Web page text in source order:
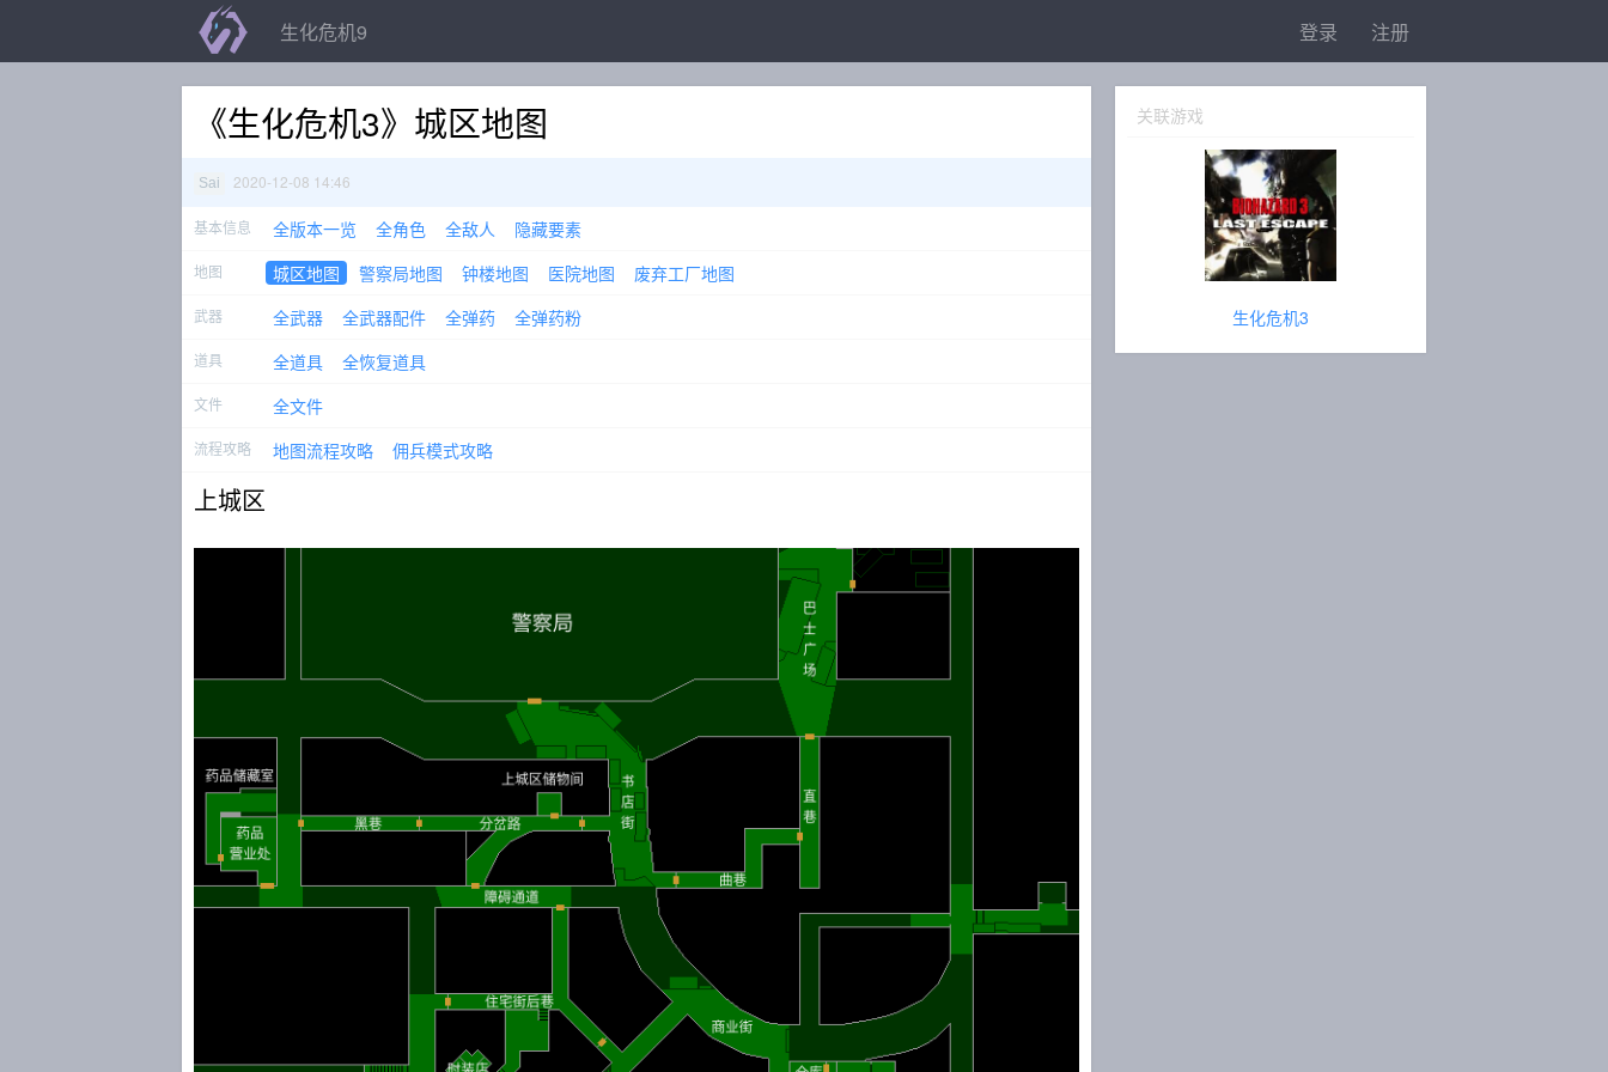
登录 注册
生化危机9
《生化危机3》城区地图
Sai 2020-12-08 14:46
基本信息 全版本一览 全角色 全敌人 隐藏要素
地图 城区地图 警察局地图 钟楼地图 医院地图 废弃工厂地图
武器 全武器 全武器配件 全弹药 全弹药粉
道具 全道具 全恢复道具
文件 全文件
流程攻略 地图流程攻略 佣兵模式攻略
上城区
关联游戏
生化危机3